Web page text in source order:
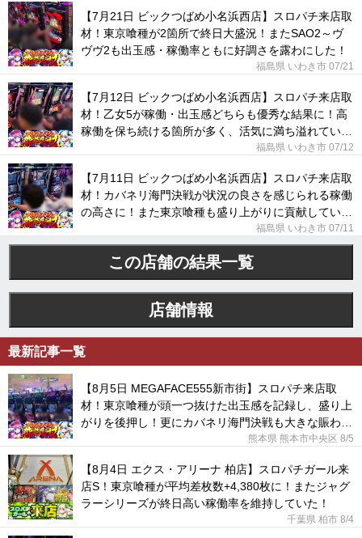
【7月21日 ビックつばめ小名浜西店】スロパチ来店取
材！東京喰種が2箇所で終日大盛況！またSAO2～ヴ
ヴヴ2も出玉感・稼働率ともに好調さを露わにした！
福島県 いわき市 07/21
【7月12日 ビックつばめ小名浜西店】スロパチ来店取
材！乙女5が稼働・出玉感どちらも優秀な結果に！高
稼働を保ち続ける箇所が多く、活気に満ち溢れてい
福島県 いわき市 07/12
【7月11日 ビックつばめ小名浜西店】スロパチ来店取
材！カバネリ海門決戦が状況の良さを感じられる稼働
の高さに！また東京喰種も盛り上がりに貢献してい
福島県 いわき市 07/11
この店舗の結果一覧
店舗情報
最新記事一覧
【8月5日 MEGAFACE555新市街】スロパチ来店取
材！東京喰種が頭一つ抜けた出玉感を記録し、盛り上
がりを後押し！更にカバネリ海門決戦も大きな賑わい
熊本県 熊本市中央区 8/5
【8月4日 エクス・アリーナ 柏店】スロパチガール来
店S！東京喰種が平均差枚数+4,380枚に！またジャグ
ラーシリーズが終日高い稼働率を維持していた！
千葉県 柏市 8/4